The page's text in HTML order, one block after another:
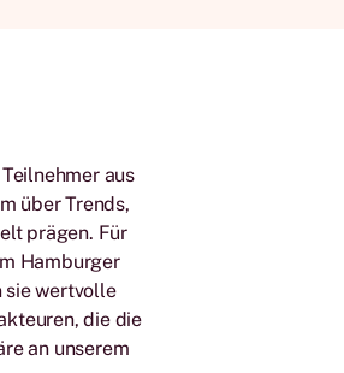
aus
über Trends,
prägen. Für
Hamburger
sie wertvolle
die die
an unserem